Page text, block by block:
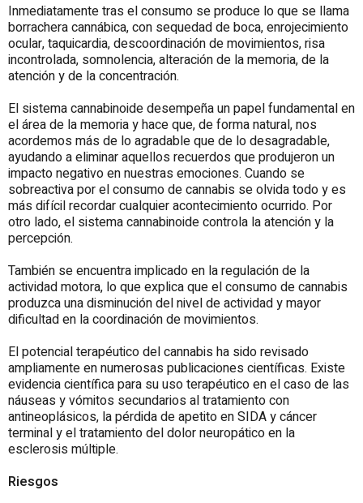
Inmediatamente tras el consumo se produce lo que se llama
borrachera cannábica, con sequedad de boca, enrojecimiento
ocular, taquicardia, descoordinación de movimientos, risa
incontrolada, somnolencia, alteración de la memoria, de la
atención y de la concentración.
El sistema cannabinoide desempeña un papel fundamental en
el área de la memoria y hace que, de forma natural, nos
acordemos más de lo agradable que de lo desagradable,
ayudando a eliminar aquellos recuerdos que produjeron un
impacto negativo en nuestras emociones. Cuando se
sobreactiva por el consumo de cannabis se olvida todo y es
más difícil recordar cualquier acontecimiento ocurrido. Por
otro lado, el sistema cannabinoide controla la atención y la
percepción.
También se encuentra implicado en la regulación de la
actividad motora, lo que explica que el consumo de cannabis
produzca una disminución del nivel de actividad y mayor
dificultad en la coordinación de movimientos.
El potencial terapéutico del cannabis ha sido revisado
ampliamente en numerosas publicaciones científicas. Existe
evidencia científica para su uso terapéutico en el caso de las
náuseas y vómitos secundarios al tratamiento con
antineoplásicos, la pérdida de apetito en SIDA y cáncer
terminal y el tratamiento del dolor neuropático en la
esclerosis múltiple.
Riesgos